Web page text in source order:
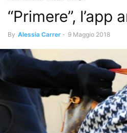
“Primere”, l’app
By Alessia Carrer - 9 Maggio 2018